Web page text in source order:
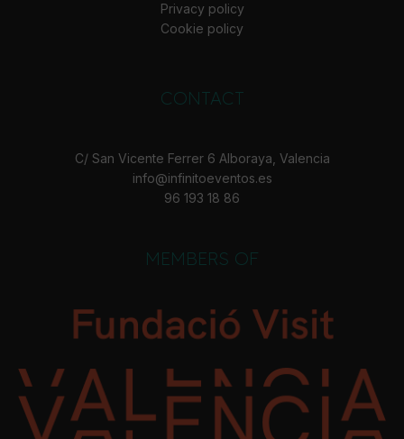
Privacy policy
Cookie policy
CONTACT
C/ San Vicente Ferrer 6 Alboraya, Valencia
info@infinitoeventos.es
96 193 18 86
MEMBERS OF